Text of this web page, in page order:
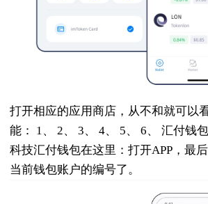
打开相应的应用商店，从不和就可以
能： 1、 2、 3、 4、 5、 6、 汇付钱
科技汇付钱包在这里：打开APP，最
当前钱包账户的编号了。